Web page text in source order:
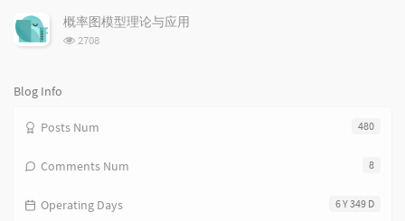
s
次
数:
概率图模型理论与应用
浏
2708
Blog Info
480
Posts Num
8
Comments Num
6 Y 349 D
Operating Days